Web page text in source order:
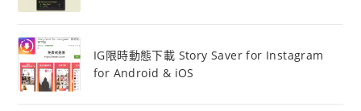
IG限時動態下載 Story Saver for Instagram
for Android & iOS